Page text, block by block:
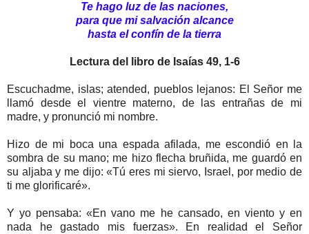
Te hago luz de las naciones,
para que mi salvación alcance
hasta el confín de la tierra
Lectura del libro de Isaías 49, 1-6
Escuchadme, islas; atended, pueblos lejanos: El Señor me
llamó desde el vientre materno, de las entrañas de mi
madre, y pronunció mi nombre.
Hizo de mi boca una espada afilada, me escondió en la
sombra de su mano; me hizo flecha bruñida, me guardó en
su aljaba y me dijo: «Tú eres mi siervo, Israel, por medio de
ti me glorificaré».
Y yo pensaba: «En vano me he cansado, en viento y en
nada he gastado mis fuerzas». En realidad el Señor